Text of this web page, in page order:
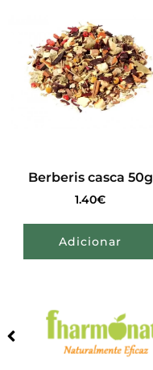
Berberis casca 50g
1.40€
Adicionar